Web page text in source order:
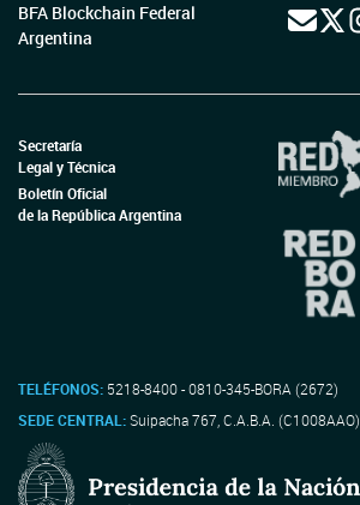
BFA Blockchain Federal
Argentina
Secretaría
Legal y Técnica
Boletín Oficial
de la República Argentina
TELÉFONOS: 5218-8400 - 0810-345-BORA (2672)
SEDE CENTRAL:Suipacha 767, C.A.B.A. (C1008AAO)